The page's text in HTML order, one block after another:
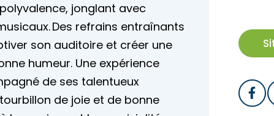
jonglant avec
Des refrains entraînants
son auditoire et créer une
humeur. Une expérience
de ses talentueux
de joie et de bonne